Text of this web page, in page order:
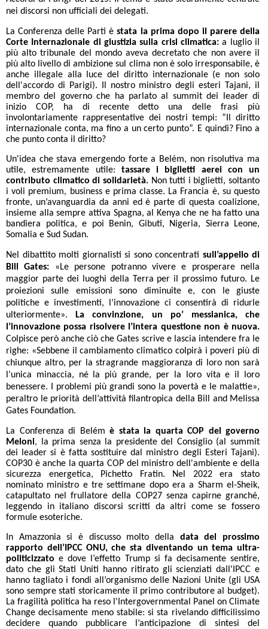
nei discorsi non ufficiali dei delegati.
La Conferenza delle Parti èstata la prima dopo il parere della
Corte Internazionale di giustizia sulla crisi climatica: a luglio il
più alto tribunale del mondo aveva decretato che non avere il
più alto livello di ambizione sul clima non è solo irresponsabile, è
anche illegale alla luce del diritto internazionale (e non solo
dell'accordo di Parigi). Il nostro ministro degli esteri Tajani, il
membro del governo che ha parlato al summit dei leader di
inizio COP, ha di recente detto una delle frasi più
involontariamente rappresentative dei nostri tempi: “Il diritto
internazionale conta, ma fino a un certo punto”. E quindi? Fino a
che punto conta il diritto?
Un'idea che stava emergendo forte a Belém, non risolutiva ma
utile, estremamente utile: tassare i biglietti aerei con un
contributo climatico di solidarietà.Non tutti i biglietti, soltanto
i voli premium, business e prima classe. La Francia è, su questo
fronte, un’avanguardia da anni ed è parte di questa coalizione,
insieme alla sempre attiva Spagna, al Kenya che ne ha fatto una
bandiera politica, e poi Benin, Gibuti, Nigeria, Sierra Leone,
Somalia e Sud Sudan.
Nel dibattito molti giornalisti si sono concentrati sull’appello di
Bill Gates: «Le persone potranno vivere e prosperare nella
maggior parte dei luoghi della Terra per il prossimo futuro. Le
proiezioni sulle emissioni sono diminuite e, con le giuste
politiche e investimenti, l’innovazione ci consentirà di ridurle
ulteriormente».
La convinzione, un po’ messianica, che
l’innovazione possa risolvere l’intera questione non è nuova.
Colpisce però anche ciò che Gates scrive e lascia intendere fra le
righe: «Sebbene il cambiamento climatico colpirà i poveri più di
chiunque altro, per la stragrande maggioranza di loro non sarà
l’unica minaccia, né la più grande, per la loro vita e il loro
benessere. I problemi più grandi sono la povertà e le malattie»,
peraltro le priorità dell’attività filantropica della Bill and Melissa
Gates Foundation.
La Conferenza di Belém è stata
la quarta COP del governo
Meloni, la prima senza la presidente del Consiglio (al summit
dei leader si è fatta sostituire dal ministro degli Esteri Tajani).
COP30 è anche la quarta COP del ministro dell'ambiente e della
sicurezza energetica, Pichetto Fratin. Nel 2022 era stato
nominato ministro e tre settimane dopo era a Sharm el-Sheik,
catapultato nel frullatore della COP27 senza capirne granché,
leggendo in italiano discorsi scritti da altri come se fossero
formule esoteriche.
In Amazzonia si è discusso molto della data del prossimo
rapporto dell’IPCC ONU, che sta diventando un tema ultra-
politicizzato e dove l’effetto Trump si fa decisamente sentire,
dato che gli Stati Uniti hanno ritirato gli scienziati dall'IPCC e
hanno tagliato i fondi all’organismo delle Nazioni Unite (gli USA
sono sempre stati storicamente il primo contributore al budget).
La fragilità politica ha reso l'Intergovernmental Panel on Climate
Change decisamente meno stabile: si sta rivelando difficilissimo
decidere quando pubblicare l’anticipazione di sintesi del